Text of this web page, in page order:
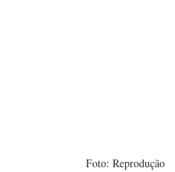
Foto: Reprodução